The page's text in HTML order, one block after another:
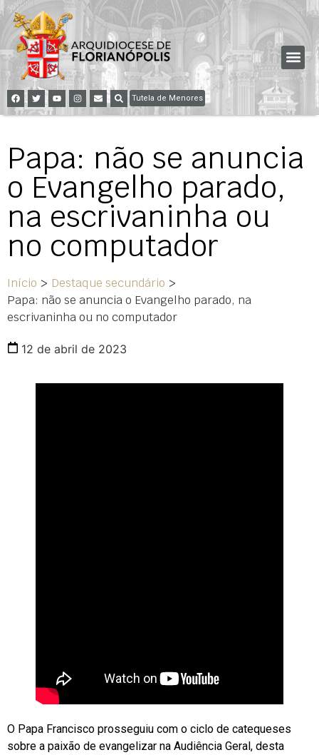
Tutela de Menores
Papa: não se anuncia
o Evangelho parado,
na escrivaninha ou
no computador
Início > Destaque secundário >
Papa: não se anuncia o Evangelho parado, na
escrivaninha ou no computador
12 de abril de 2023
O Papa Francisco prosseguiu com o ciclo de catequeses
sobre a paixão de evangelizar na Audiência Geral, desta